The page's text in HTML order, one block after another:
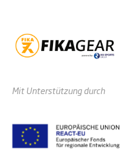
Mit Unterstützung durch